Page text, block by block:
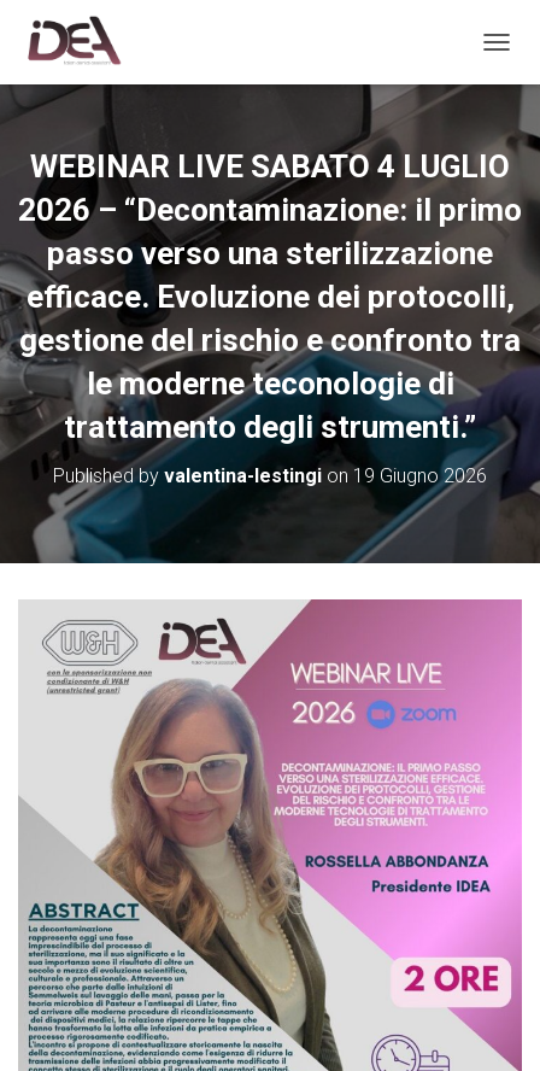
WEBINAR LIVE SABATO 4 LUGLIO
2026 – “Decontaminazione: il primo
passo verso una sterilizzazione
efficace. Evoluzione dei protocolli,
gestione del rischio e confronto tra
le moderne teconologie di
trattamento degli strumenti.”
Published by valentina-lestingi on 19 Giugno 2026